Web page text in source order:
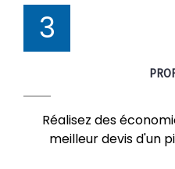
3
Réalisez des
meilleur devis d'un